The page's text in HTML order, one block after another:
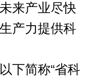
来产业尽快
产力提供科
下简称“省科